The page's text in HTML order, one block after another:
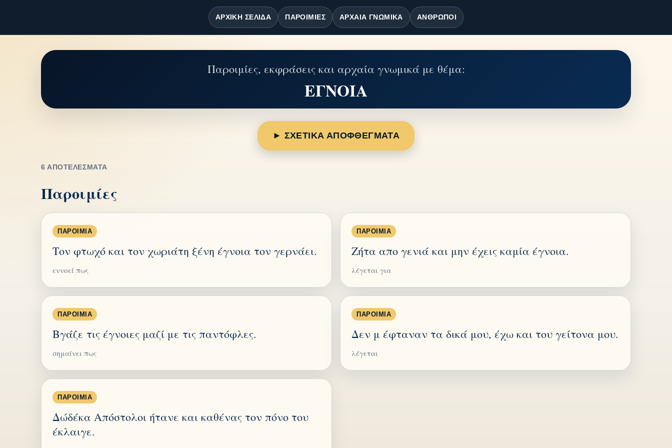
ΑΡΧΙΚΉ ΣΕΛΊΔΑ ΠΑΡΟΙΜΊΕΣ ΑΡΧΑΊΑ ΓΝΩΜΙΚΆ ΆΝΘΡΩΠΟΙ
Παροιμίες, εκφράσεις και αρχαία γνωμικά με θέμα:
ΕΓΝΟΙΑ
► ΣΧΕΤΙΚΑ ΑΠΟΦΘΕΓΜΑΤΑ
6 ΑΠΟΤΕΛΈΣΜΑΤΑ
Παροιμίες
ΠΑΡΟΙΜΊΑ
Τον φτωχό και τον χωριάτη ξένη έγνοια τον γερνάει.
εννοεί πως
ΠΑΡΟΙΜΊΑ
Ζήτα απο γενιά και μην έχεις καμία έγνοια.
λέγεται για
ΠΑΡΟΙΜΊΑ
Βγάζε τις έγνοιες μαζί με τις παντόφλες.
σημαίνει πως
ΠΑΡΟΙΜΊΑ
Δεν μ έφταναν τα δικά μου, έχω και του γείτονα μου.
λέγεται
ΠΑΡΟΙΜΊΑ
Δώδέκα Απόστολοι ήτανε και καθένας τον πόνο του
έκλαιγε.